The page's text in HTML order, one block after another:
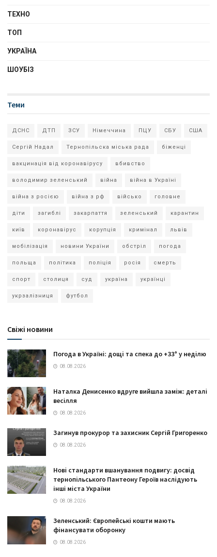
ТЕХНО
ТОП
УКРАЇНА
ШОУБІЗ
Теми
ДСНС ДТП ЗСУ Німеччина ПЦУ СБУ США
Сергій Надал Тернопільска міська рада біженці
вакцинація від коронавірусу вбивство
володимир зеленський війна війна в Україні
війна з росією війна з рф військо головне
діти загиблі закарпаття зеленський карантин
київ коронавірус корупція кримінал львів
мобілізація новини України обстріл погода
польща політика поліція росія смерть
спорт столиця суд україна українці
укрзалізниця футбол
Свіжі новини
Погода в Україні: дощі та спека до +33° у неділю
08.08.2026
Наталка Денисенко вдруге вийшла заміж: деталі
весілля
08.08.2026
Загинув прокурор та захисник Сергій Григоренко
08.08.2026
Нові стандарти вшанування подвигу: досвід
тернопільського Пантеону Героїв наслідують
інші міста України
08.08.2026
Зеленський: Європейські кошти мають
фінансувати оборонку
08.08.2026